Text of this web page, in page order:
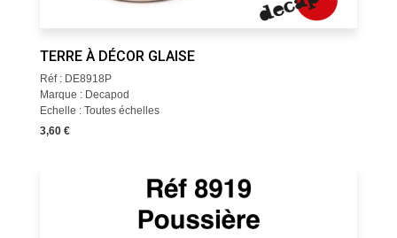
TERRE À DÉCOR GLAISE
Réf : DE8918P
Marque : Decapod
Echelle : Toutes échelles
3,60 €